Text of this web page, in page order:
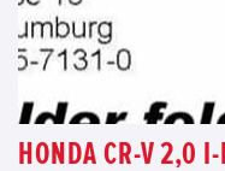
HONDA CR-V 2,0